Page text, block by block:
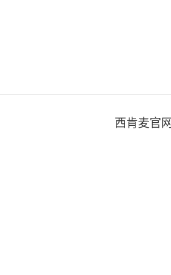
西肯麦官网